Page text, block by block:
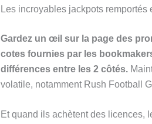
Les incroyables jackpots remportés
Gardez un œil sur la page des
cotes fournies par les
différences entre les 2 côtés.
volatile, notamment Rush Football
Et quand ils achètent des licences,